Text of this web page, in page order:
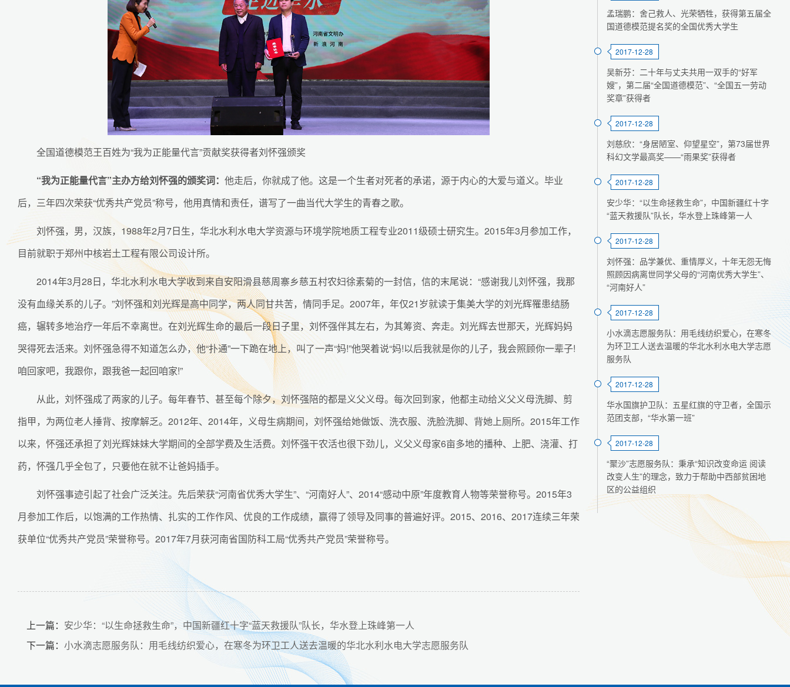
全国道德模范王百姓为“我为正能量代言”贡献奖获得者刘怀强颁奖
“我为正能量代言”主办方给刘怀强的颁奖词： 他走后，你就成了他。这是一个生者对死者的承诺，源于内心的大爱与道义。毕业
后，三年四次荣获“优秀共产党员”称号，他用真情和责任，谱写了一曲当代大学生的青春之歌。
刘怀强，男，汉族，1988年2月7日生，华北水利水电大学资源与环境学院地质工程专业2011级硕士研究生。2015年3月参加工作，
目前就职于郑州中核岩土工程有限公司设计所。
2014年3月28日，华北水利水电大学收到来自安阳滑县慈周寨乡慈五村农妇徐素菊的一封信，信的末尾说：“感谢我儿刘怀强，我那
没有血缘关系的儿子。”刘怀强和刘光辉是高中同学，两人同甘共苦，情同手足。2007年，年仅21岁就读于集美大学的刘光辉罹患结肠
癌，辗转多地治疗一年后不幸离世。在刘光辉生命的最后一段日子里，刘怀强伴其左右，为其筹资、奔走。刘光辉去世那天，光辉妈妈
哭得死去活来。刘怀强急得不知道怎么办，他“扑通”一下跪在地上，叫了一声“妈!”他哭着说“妈!以后我就是你的儿子，我会照顾你一辈子!
咱回家吧，我跟你，跟我爸一起回咱家!”
从此，刘怀强成了两家的儿子。每年春节、甚至每个除夕，刘怀强陪的都是义父义母。每次回到家，他都主动给义父义母洗脚、剪
指甲，为两位老人捶背、按摩解乏。2012年、2014年，义母生病期间，刘怀强给她做饭、洗衣服、洗脸洗脚、背她上厕所。2015年工作
以来，怀强还承担了刘光辉妹妹大学期间的全部学费及生活费。刘怀强干农活也很下劲儿，义父义母家6亩多地的播种、上肥、浇灌、打
药，怀强几乎全包了，只要他在就不让爸妈插手。
刘怀强事迹引起了社会广泛关注。先后荣获“河南省优秀大学生”、“河南好人”、2014“感动中原”年度教育人物等荣誉称号。2015年3
月参加工作后，以饱满的工作热情、扎实的工作作风、优良的工作成绩，赢得了领导及同事的普遍好评。2015、2016、2017连续三年荣
获单位“优秀共产党员”荣誉称号。2017年7月获河南省国防科工局“优秀共产党员”荣誉称号。
上一篇： 安少华：“以生命拯救生命”，中国新疆红十字“蓝天救援队”队长，华水登上珠峰第一人
下一篇： 小水滴志愿服务队：用毛线纺织爱心，在寒冬为环卫工人送去温暖的华北水利水电大学志愿服务队
孟瑞鹏：舍己救人、光荣牺牲，获得第五届全
国道德模范提名奖的全国优秀大学生
2017-12-28
吴新芬：二十年与丈夫共用一双手的“好军
嫂”，第二届“全国道德模范”、“全国五一劳动
奖章”获得者
2017-12-28
刘慈欣：“身居陋室、仰望星空”，第73届世界
科幻文学最高奖——“雨果奖”获得者
2017-12-28
安少华：“以生命拯救生命”，中国新疆红十字
“蓝天救援队”队长，华水登上珠峰第一人
2017-12-28
刘怀强：品学兼优、重情厚义，十年无怨无悔
照顾因病离世同学父母的“河南优秀大学生”、
“河南好人”
2017-12-28
小水滴志愿服务队：用毛线纺织爱心，在寒冬
为环卫工人送去温暖的华北水利水电大学志愿
服务队
2017-12-28
华水国旗护卫队：五星红旗的守卫者，全国示
范团支部，“华水第一班”
2017-12-28
“聚沙”志愿服务队：秉承“知识改变命运 阅读
改变人生”的理念，致力于帮助中西部贫困地
区的公益组织